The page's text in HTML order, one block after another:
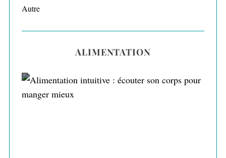
Autre
ALIMENTATION